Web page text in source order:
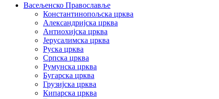
Васељенско Православље
Константинопољска црква
Александријска црква
Антиохијска црква
Јерусалимска црква
Руска црква
Српска црква
Румунска црква
Бугарска црква
Грузијска црква
Кипарска црква